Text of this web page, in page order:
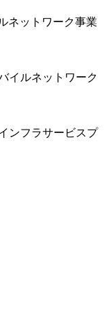
ネットワーク事業
イルネットワーク
ンフラサービスプ